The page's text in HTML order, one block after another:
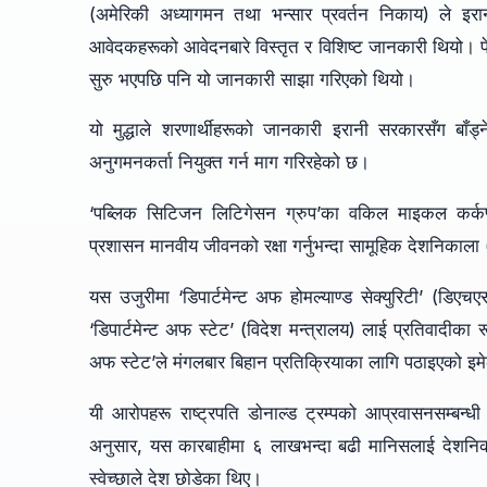
(अमेरिकी अध्यागमन तथा भन्सार प्रवर्तन निकाय) ले
आवेदकहरूको आवेदनबारे विस्तृत र विशिष्ट जानकारी
सुरु भएपछि पनि यो जानकारी साझा गरिएको थियो।
यो मुद्धाले शरणार्थीहरूको जानकारी इरानी सरकारसँग
अनुगमनकर्ता नियुक्त गर्न माग गरिरहेको छ।
‘पब्लिक सिटिजन लिटिगेसन ग्रुप’का वकिल माइकल
प्रशासन मानवीय जीवनको रक्षा गर्नुभन्दा सामूहिक
यस उजुरीमा ‘डिपार्टमेन्ट अफ होमल्याण्ड सेक्युरिटी’
‘डिपार्टमेन्ट अफ स्टेट’ (विदेश मन्त्रालय) लाई प्रतिवादीका
अफ स्टेट’ले मंगलबार बिहान प्रतिक्रियाका लागि पठाइएको
यी आरोपहरू राष्ट्रपति डोनाल्ड ट्रम्पको
अनुसार, यस कारबाहीमा ६ लाखभन्दा बढी मानिसलाई
स्वेच्छाले देश छोडेका थिए।